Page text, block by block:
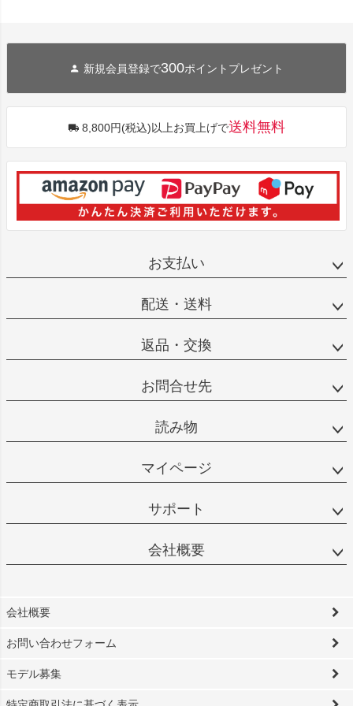
新規会員登録で300ポイントプレゼント
8,800円(税込)以上お買上げで送料無料
お支払い
配送・送料
返品・交換
お問合せ先
読み物
マイページ
サポート
会社概要
会社概要
お問い合わせフォーム
モデル募集